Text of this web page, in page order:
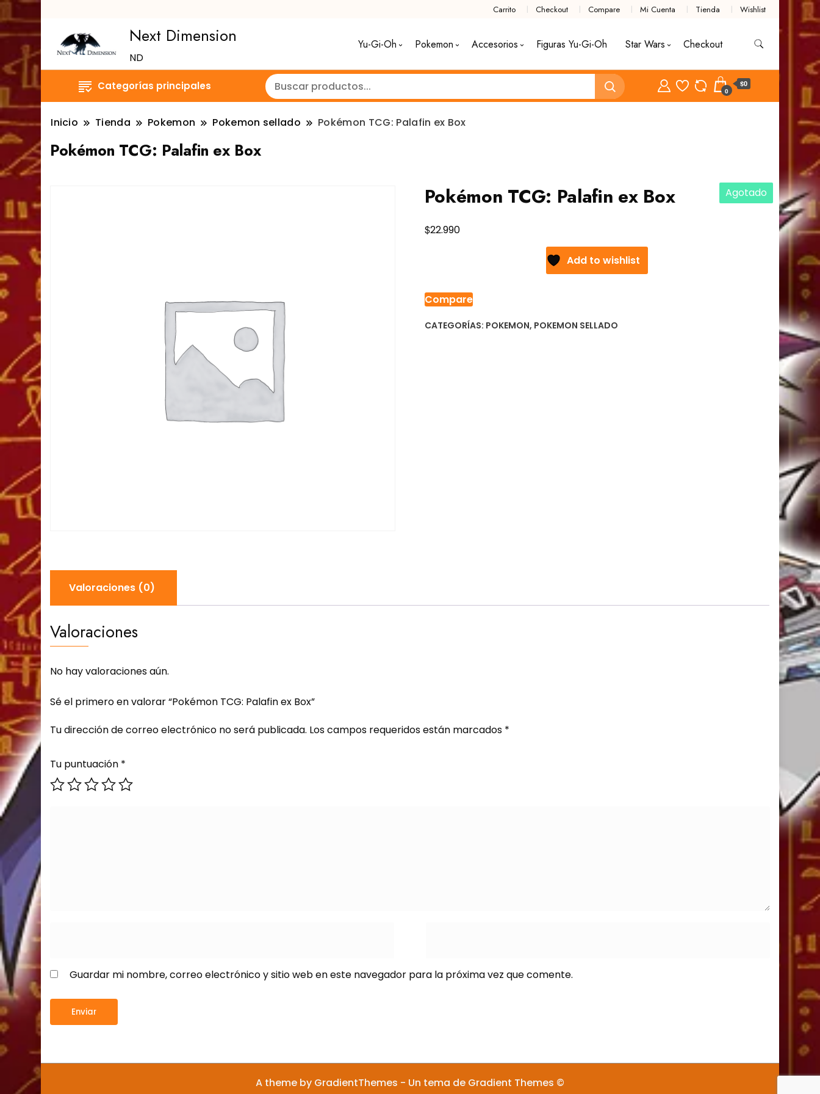
Carrito Checkout Compare Mi Cuenta Tienda Wishlist
Next Dimension
ND
Yu-Gi-Oh Pokemon Accesorios Figuras Yu-Gi-Oh Star Wars Checkout
Categorías principales 0
$0
Inicio Tienda Pokemon Pokemon sellado Pokémon TCG: Palafin ex Box
Pokémon TCG: Palafin ex Box
Agotado
Pokémon TCG: Palafin ex Box
$22.990
Add to wishlist
Compare
CATEGORÍAS: POKEMON, POKEMON SELLADO
Valoraciones (0)
Valoraciones
No hay valoraciones aún.
Sé el primero en valorar “Pokémon TCG: Palafin ex Box”
Tu dirección de correo electrónico no será publicada. Los campos requeridos están marcados *
Tu puntuación *
Guardar mi nombre, correo electrónico y sitio web en este navegador para la próxima vez que comente.
A theme by GradientThemes - Un tema de Gradient Themes ©